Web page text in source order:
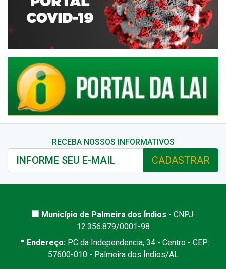
RECEBA NOSSOS INFORMATIVOS
CADASTRAR
🏢 Município de Palmeira dos Índios - CNPJ:
12.356.879/0001-98
📍 Endereço: PC da Independencia, 34 - Centro - CEP:
57600-010 - Palmeira dos Índios/AL